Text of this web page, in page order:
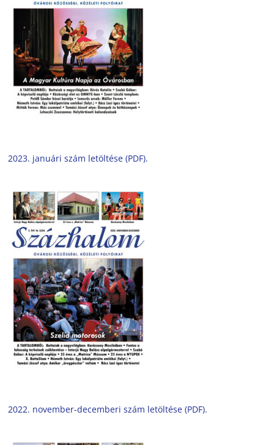
2023. januári szám letöltése (PDF).
2022. november-decemberi szám letöltése (PDF).